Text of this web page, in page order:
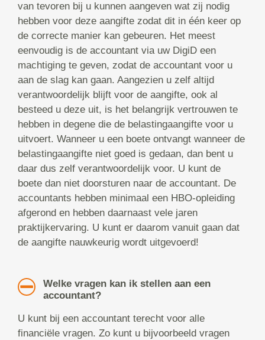
van tevoren bij u kunnen aangeven wat zij nodig
hebben voor deze aangifte zodat dit in één keer op
de correcte manier kan gebeuren. Het meest
eenvoudig is de accountant via uw DigiD een
machtiging te geven, zodat de accountant voor u
aan de slag kan gaan. Aangezien u zelf altijd
verantwoordelijk blijft voor de aangifte, ook al
besteed u deze uit, is het belangrijk vertrouwen te
hebben in degene die de belastingaangifte voor u
uitvoert. Wanneer u een boete ontvangt wanneer de
belastingaangifte niet goed is gedaan, dan bent u
daar dus zelf verantwoordelijk voor. U kunt de
boete dan niet doorsturen naar de accountant. De
accountants hebben minimaal een HBO-opleiding
afgerond en hebben daarnaast vele jaren
praktijkervaring. U kunt er daarom vanuit gaan dat
de aangifte nauwkeurig wordt uitgevoerd!
Welke vragen kan ik stellen aan een
accountant?
U kunt bij een accountant terecht voor alle
financiële vragen. Zo kunt u bijvoorbeeld vragen